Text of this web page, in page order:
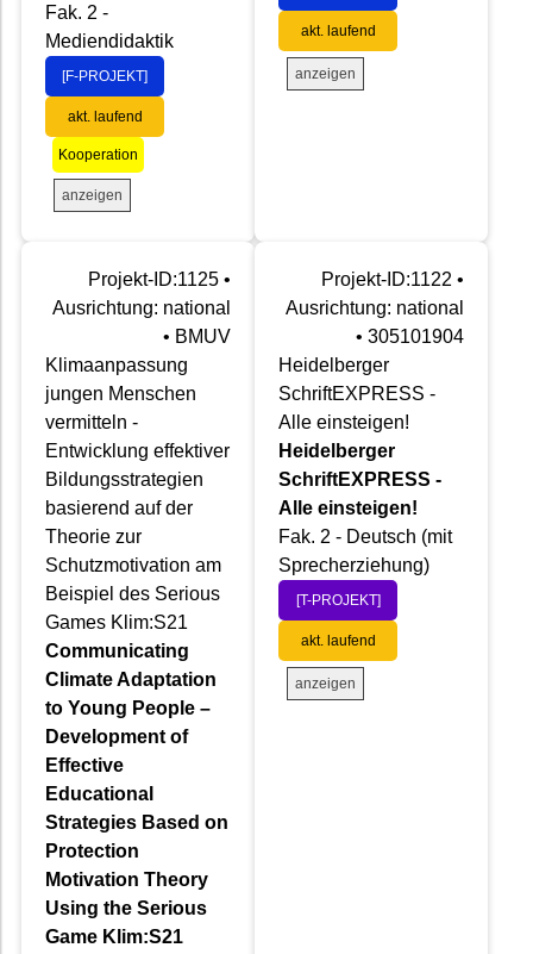
Fak. 2 -
Mediendidaktik
[F-PROJEKT]
akt. laufend
Kooperation
anzeigen
akt. laufend
anzeigen
Projekt-ID:1125 •
Ausrichtung: national
• BMUV
Klimaanpassung
jungen Menschen
vermitteln -
Entwicklung effektiver
Bildungsstrategien
basierend auf der
Theorie zur
Schutzmotivation am
Beispiel des Serious
Games Klim:S21
Communicating
Climate Adaptation
to Young People –
Development of
Effective
Educational
Strategies Based on
Protection
Motivation Theory
Using the Serious
Game Klim:S21
Projekt-ID:1122 •
Ausrichtung: national
• 305101904
Heidelberger
SchriftEXPRESS -
Alle einsteigen!
Heidelberger
SchriftEXPRESS -
Alle einsteigen!
Fak. 2 - Deutsch (mit
Sprecherziehung)
[T-PROJEKT]
akt. laufend
anzeigen